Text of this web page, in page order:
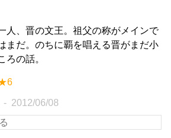
人、晋の文王。祖父の称がメインで
まだ。のちに覇を唱える晋がまだ小
ろの話。
2012/06/08